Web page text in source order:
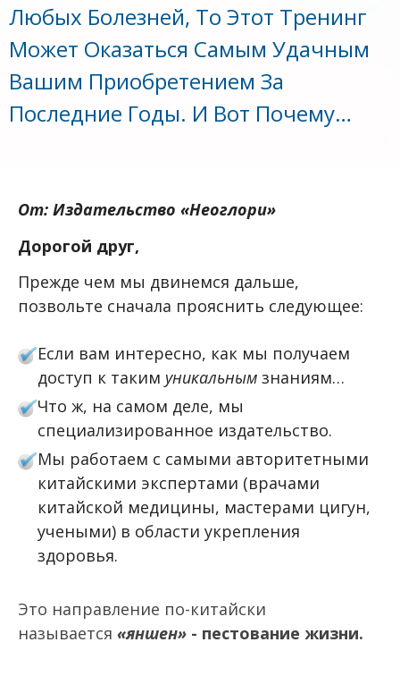
Любых Болезней, То Этот Тренинг
Может Оказаться Самым Удачным
Вашим Приобретением За
Последние Годы. И Вот Почему…
От: Издательство «Неоглори»
Дорогой друг,
Прежде чем мы двинемся дальше,
позвольте сначала прояснить следующее:
Если вам интересно, как мы получаем
доступ к таким уникальнымзнаниям…
Что ж, на самом деле, мы
специализированное издательство.
Мы работаем с самыми авторитетными
китайскими экспертами (врачами
китайской медицины, мастерами цигун,
учеными) в области укрепления
здоровья.
Это направление по-китайски
называется «яншен» - пестование жизни.